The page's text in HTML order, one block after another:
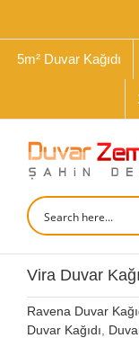
5m² Duvar Kağıdı
Vira Duvar
Ravena Duvar
Duvar Kağıdı